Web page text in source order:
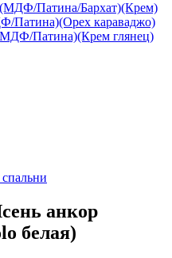
Патина/Бархат)(Крем)
Патина)(Орех караваджо)
Патина)(Крем глянец)
анкор
белая)